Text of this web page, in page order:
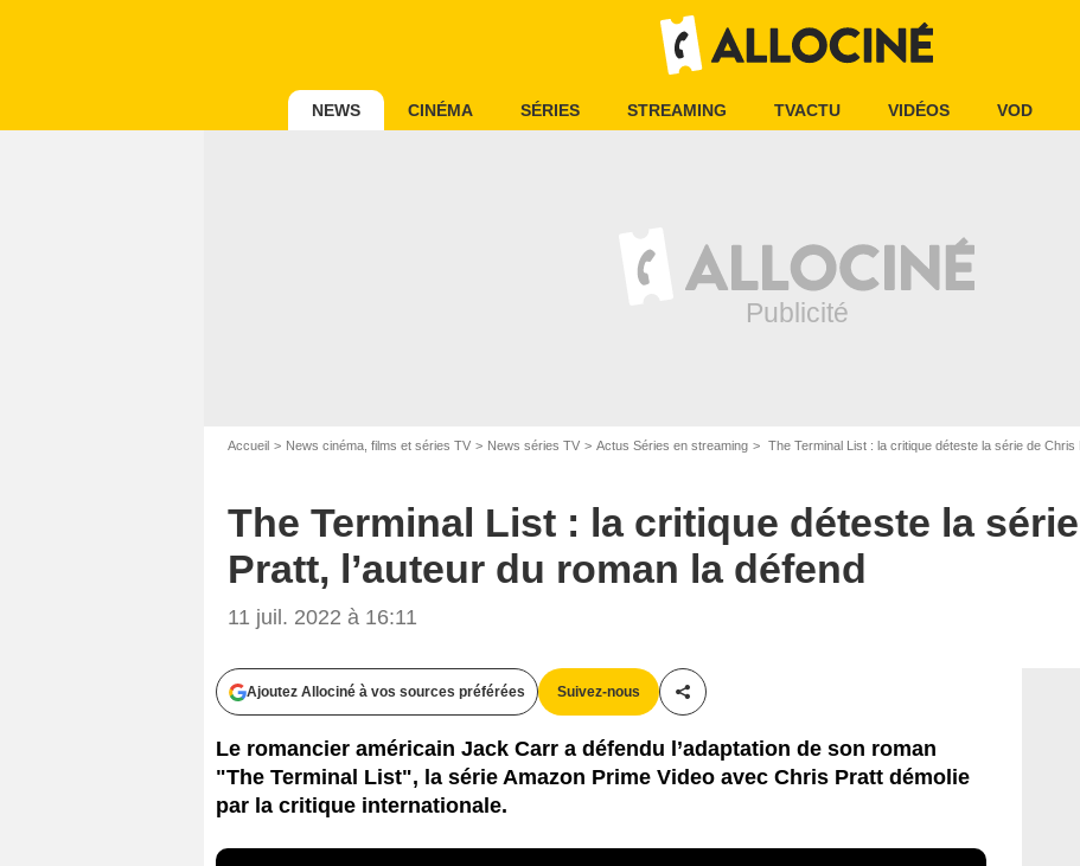
NEWS CINÉMA SÉRIES STREAMING TVACTU VIDÉOS VOD
Accueil News cinéma, films et séries TV News séries TV Actus Séries en streaming The Terminal List : la critique déteste la série de Chris
The Terminal List : la critique déteste la
Pratt, l’auteur du roman la défend
11 juil. 2022 à 16:11
Ajoutez Allociné à vos sources préférées Suivez-nous
Partager cet article
Le romancier américain Jack Carr a défendu l’adaptation de son roman
"The Terminal List", la série Amazon Prime Video avec Chris Pratt démolie
par la critique internationale.